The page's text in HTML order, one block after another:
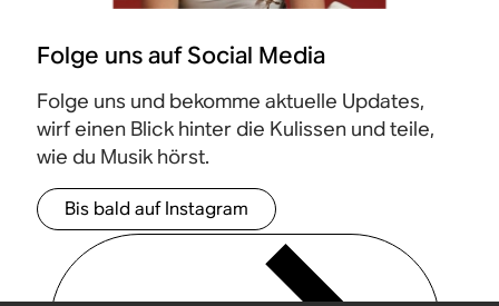
Folge uns auf Social Media
Folge uns und bekomme aktuelle Updates,
wirf einen Blick hinter die Kulissen und teile,
wie du Musik hörst.
Bis bald auf Instagram